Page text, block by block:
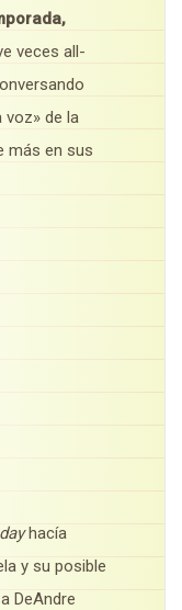
veces all-
voz» de la
más en sus
hacía
y su posible
DeAndre